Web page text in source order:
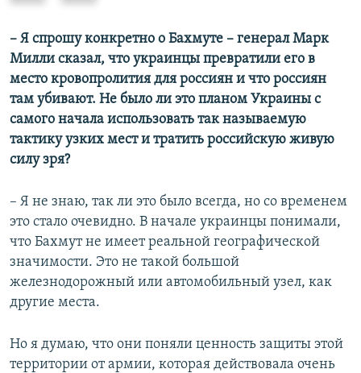
ы
д
у
щ
и
й
а
й
д
д
у
ю
щ
и
й
с
а
й
д
– Я спрошу конкретно о Бахмуте – генерал Марк
Милли сказал, что украинцы превратили его в
место кровопролития для россиян и что россиян
там убивают. Не было ли это планом Украины с
самого начала использовать так называемую
тактику узких мест и тратить российскую живую
силу зря?
– Я не знаю, так ли это было всегда, но со временем
это стало очевидно. В начале украинцы понимали,
что Бахмут не имеет реальной географической
значимости. Это не такой большой
железнодорожный или автомобильный узел, как
другие места.
Но я думаю, что они поняли ценность защиты этой
территории от армии, которая действовала очень